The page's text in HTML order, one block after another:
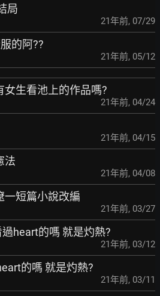
局
21年前, 07/29
的阿??
21年前, 05/12
女生看池上的作品嗎?
21年前, 04/24
21年前, 04/15
法
21年前, 04/08
一短篇小說改編
21年前, 03/27
heart的嗎 就是灼熱?
21年前, 03/12
的嗎 就是灼熱?
21年前, 03/11